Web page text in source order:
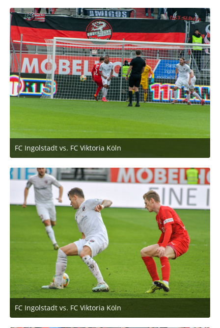
FC Ingolstadt vs. FC Viktoria Köln
2. März 2020 um 11:53
FC Ingolstadt vs. FC Viktoria Köln
2. März 2020 um 11:53